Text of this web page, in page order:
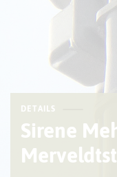
DETAILS
Sirene